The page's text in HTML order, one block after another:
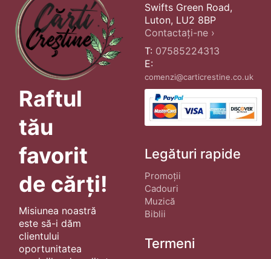
Raftul
tău
favorit
de cărți!
Misiunea noastră
este să-i dăm
clientului
oportunitatea
Swifts Green Road,
Luton, LU2 8BP
Contactați-ne ›
T: 07585224313
E:
comenzi@carticrestine.co.uk
Legături rapide
Promoții
Cadouri
Muzică
Biblii
Termeni